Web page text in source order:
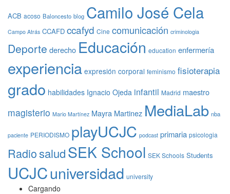
ACB acoso Baloncesto blog Camilo José Cela
Campo Atrás CCAFD ccafyd Cine comunicación criminologia
Deporte derecho Educación education enfermería
experiencia expresión corporal feminismo fisioterapia
grado habilidades Ignacio Ojeda infantil Madrid maestro
magisterio Mario Martínez Mayra Martinez MediaLab nba
paciente PERIODISMO playUCJC podcast primaria psicologia
RadiosaludSEK School SEK Schools Students
UCJCuniversidad university
Cargando